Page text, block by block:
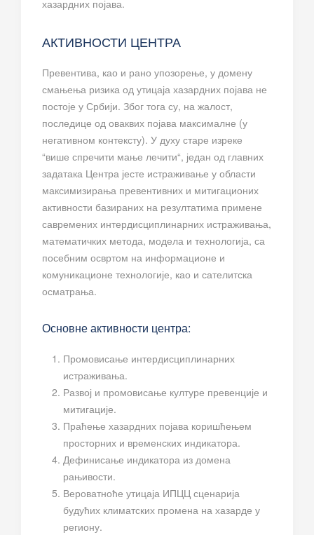
хазардних појава.
АКТИВНОСТИ ЦЕНТРА
Превентива, као и рано упозорење, у домену
смањења ризика од утицаја хазардних појава не
постоје у Србији. Због тога су, на жалост,
последице од оваквих појава максималне (у
негативном контексту). У духу старе изреке
“више спречити мање лечити“, један од главних
задатака Центра јесте истраживање у области
максимизирања превентивних и митигационих
активности базираних на резултатима примене
савремених интердисциплинарних истраживања,
математичких метода, модела и технологија, са
посебним освртом на информационе и
комуникационе технологије, као и сателитска
осматрања.
Основне активности центра:
Промовисање интердисциплинарних
истраживања.
Развој и промовисање културе превенције и
митигације.
Праћење хазардних појава коришћењем
просторних и временских индикатора.
Дефинисање индикатора из домена
рањивости.
Вероватноће утицаја ИПЦЦ сценарија
будућих климатских промена на хазарде у
региону.